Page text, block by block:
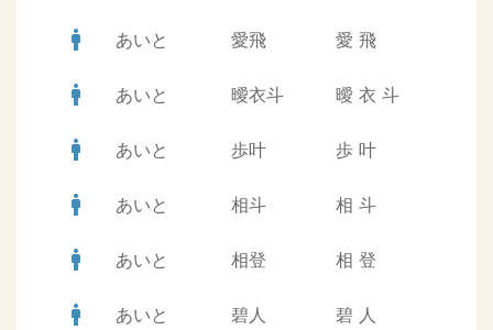
man あいと 愛飛 愛 飛
man あいと 曖衣斗 曖 衣 斗
man あいと 歩叶 歩 叶
man あいと 相斗 相 斗
man あいと 相登 相 登
man あいと 碧人 碧 人